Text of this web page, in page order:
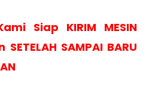
Siap KIRIM MESIN
SETELAH SAMPAI BARU